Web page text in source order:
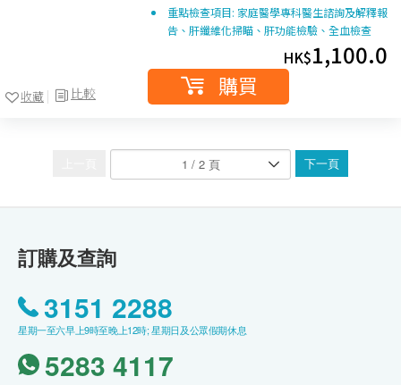
比較
收藏
重點檢查項目: 家庭醫學專科醫生諮詢及解釋報
告、肝纖維化掃瞄、肝功能檢驗、全血檢查
HK$1,100.0
購買
下一頁
訂購及查詢
3151 2288
星期一至六早上9時至晚上12時; 星期日及公眾假期休息
5283 4117